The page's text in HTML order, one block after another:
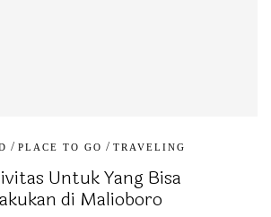
/ PLACE TO GO / TRAVELING
Untuk Yang Bisa
di Malioboro